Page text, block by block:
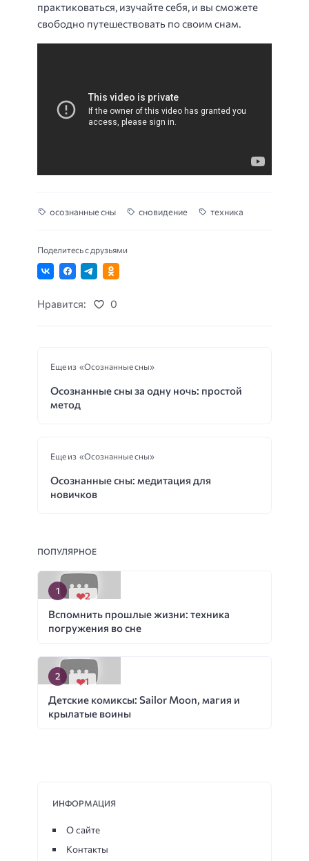
практиковаться, изучайте себя, и вы сможете
свободно путешествовать по своим снам.
осознанные сны сновидение техника
Поделитесь с друзьями
Нравится: 0
Еще из «Осознанные сны»
Осознанные сны за одну ночь: простой
метод
Еще из «Осознанные сны»
Осознанные сны: медитация для
новичков
ПОПУЛЯРНОЕ
Вспомнить прошлые жизни: техника
погружения во сне
2
Детские комиксы: Sailor Moon, магия и
крылатые воины
1
ИНФОРМАЦИЯ
О сайте
Контакты